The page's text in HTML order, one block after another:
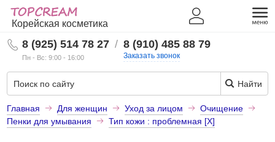
Корейская косметика
8 (925) 514 78 27
Пн - Вс: 9:00 - 16:00
/ 8 (910) 485 88 79
Заказать звонок
Найти
Главная Для женщин Уход за лицом
Очищение
Пенки для умывания
Тип кожи : проблемная [X]